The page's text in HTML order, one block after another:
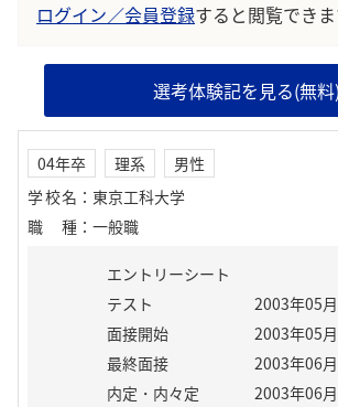
ログイン／会員登録すると閲覧できま
選考体験記を見る(無料)
04年卒 理系
男性
学校名 ： 東京工科大学
職種 ： 一般職
エントリーシート
テスト
2003年05月
面接開始
2003年05月
最終面接
2003年06月
内定・内々定
2003年06月